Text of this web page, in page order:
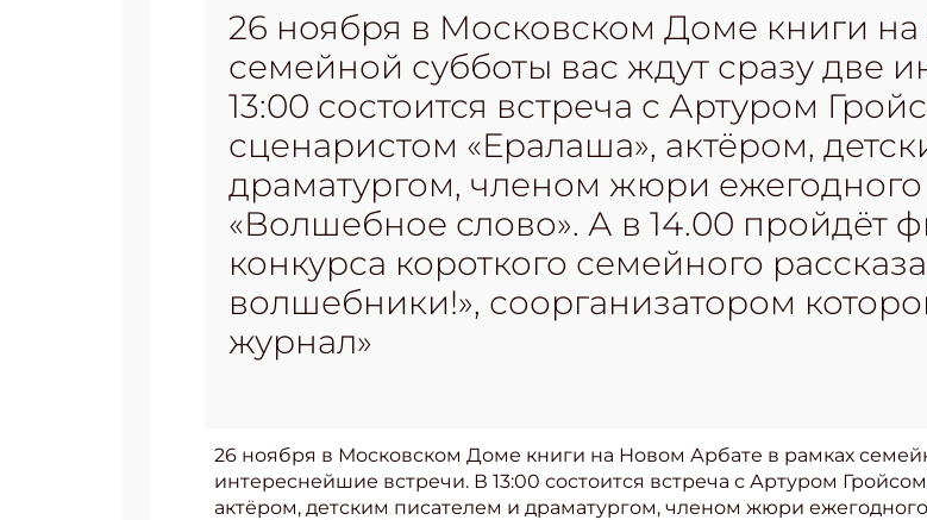
26 ноября в Московском Доме книги
семейной субботы вас ждут сразу две
13:00 состоится встреча с Артуром
сценаристом «Ералаша», актёром,
драматургом, членом жюри
«Волшебное слово». А в 14.00 пройдёт
конкурса короткого семейного
волшебники!», соорганизатором
журнал»
26 ноября в Московском Доме книги на Новом Арбате в рамках
интереснейшие встречи. В 13:00 состоится встреча с Артуром
актёром, детским писателем и драматургом, членом жюри